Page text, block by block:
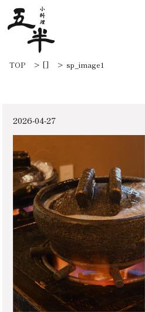
TOP [] sp_image1
2026-04-27